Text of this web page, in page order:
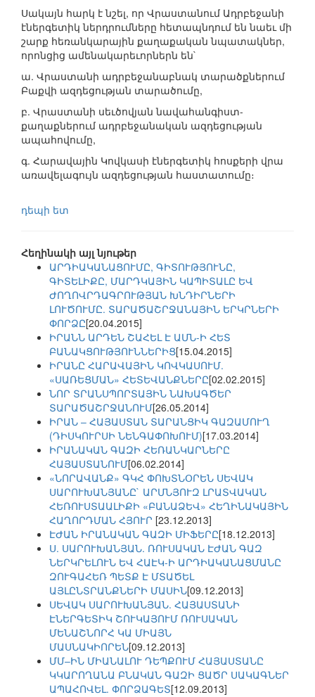
Սակայն հարկ է նշել, որ Վրաստանում Ադրբեջանի
էներգետիկ ներդրումները հետապնդում են նաեւ մի
շարք հեռանկարային քաղաքական նպատակներ,
որոնցից ամենակարեւորներն են`
ա. Վրաստանի ադրբեջանաբնակ տարածքներում
Բաքվի ազդեցության տարածումը,
բ. Վրաստանի սեւծովյան նավահանգիստ-
քաղաքներում ադրբեջանական ազդեցության
ապահովումը,
գ. Հարավային Կովկասի էներգետիկ հոսքերի վրա
առավելագույն ազդեցության հաստատումը։
դեպի ետ
Հեղինակի այլ նյութեր
ԱՐԴԻԱԿԱՆԱՑՈՒՄԸ, ԳԻՏՈՒԹՅՈՒՆԸ,
ԳԻՏԵԼԻՔԸ, ՄԱՐԴԿԱՅԻՆ ԿԱՊԻՏԱԼԸ ԵՎ
ԺՈՂՈՎՐԴԱԳՐՈՒԹՅԱՆ ԽՆԴԻՐՆԵՐԻ
ԼՈՒԾՈՒՄԸ. ՏԱՐԱԾԱՇՐՋԱՆԱՅԻՆ ԵՐԿՐՆԵՐԻ
ՓՈՐՁԸ[20.04.2015]
ԻՐԱՆՆ ԱՐԴԵՆ ՇԱՀԵԼ Է ԱՄՆ-Ի ՀԵՏ
ԲԱՆԱԿՑՈՒԹՅՈՒՆՆԵՐԻՑ[15.04.2015]
ԻՐԱՆԸ ՀԱՐԱՎԱՅԻՆ ԿՈՎԿԱՍՈՒՄ.
«ՍԱՌԵՑՄԱՆ» ՀԵՏԵՎԱՆՔՆԵՐԸ[02.02.2015]
ՆՈՐ ՏՐԱՆՍՊՈՐՏԱՅԻՆ ՆԱԽԱԳԾԵՐ
ՏԱՐԱԾԱՇՐՋԱՆՈՒՄ[26.05.2014]
ԻՐԱՆ – ՀԱՅԱՍՏԱՆ ՏԱՐԱՆՑԻԿ ԳԱԶԱՄՈՒՂ
(ԴԻՍԿՈՒՐՍԻ ՆԵՆԳԱՓՈԽՈՒՄ)[17.03.2014]
ԻՐԱՆԱԿԱՆ ԳԱԶԻ ՀԵՌԱՆԿԱՐՆԵՐԸ
ՀԱՅԱՍՏԱՆՈՒՄ[06.02.2014]
«ՆՈՐԱՎԱՆՔ» ԳԿՀ ՓՈԽՏՆՕՐԵՆ ՍԵՎԱԿ
ՍԱՐՈՒԽԱՆՅԱՆԸ` ԱՐՄՆՅՈՒԶ ԼՐԱՏՎԱԿԱՆ
ՀԵՌՈՒՍՏԱԱԼԻՔԻ «ԲԱՆԱՁԵՎ» ՀԵՂԻՆԱԿԱՅԻՆ
ՀԱՂՈՐԴՄԱՆ ՀՅՈՒՐ [23.12.2013]
ԷԺԱՆ ԻՐԱՆԱԿԱՆ ԳԱԶԻ ՄԻՖԵՐԸ[18.12.2013]
Ս. ՍԱՐՈՒԽԱՆՅԱՆ. ՌՈՒՍԱԿԱՆ ԷԺԱՆ ԳԱԶ
ՆԵՐԿՐԵԼՈՒՆ ԵՎ ՀԱԷԿ-Ի ԱՐԴԻԱԿԱՆԱՑՄԱՆԸ
ԶՈՒԳԱՀԵՌ ՊԵՏՔ Է ՄՏԱԾԵԼ
ԱՅԼԸՆՏՐԱՆՔՆԵՐԻ ՄԱՍԻՆ[09.12.2013]
ՍԵՎԱԿ ՍԱՐՈՒԽԱՆՅԱՆ. ՀԱՅԱՍՏԱՆԻ
ԷՆԵՐԳԵՏԻԿ ՇՈՒԿԱՅՈՒՄ ՌՈՒՍԱԿԱՆ
ՄԵՆԱՇՆՈՐՀ ԿԱ ՄԻԱՅՆ
ՄԱՍՆԱԿԻՈՐԵՆ[09.12.2013]
ՄՄ–ԻՆ ՄԻԱՆԱԼՈՒ ԴԵՊՔՈՒՄ ՀԱՅԱՍՏԱՆԸ
ԿԿԱՐՈՂԱՆԱ ԲՆԱԿԱՆ ԳԱԶԻ ՑԱԾՐ ՍԱԿԱԳՆԵՐ
ԱՊԱՀՈՎԵԼ. ՓՈՐՁԱԳԵՏ[12.09.2013]